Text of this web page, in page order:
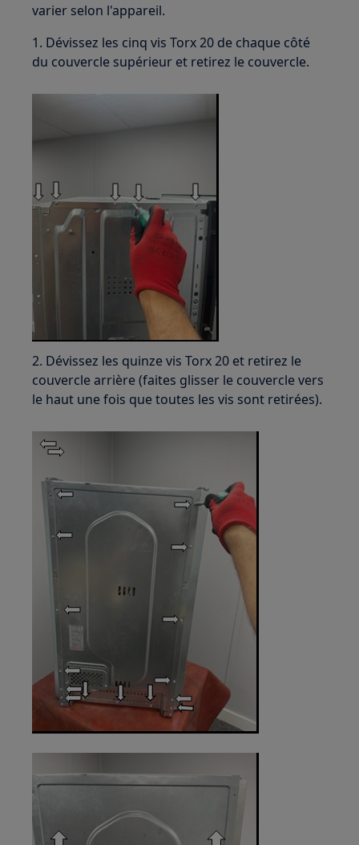
varier selon l'appareil.
1. Dévissez les cinq vis Torx 20 de chaque côté
du couvercle supérieur et retirez le couvercle.
2. Dévissez les quinze vis Torx 20 et retirez le
couvercle arrière (faites glisser le couvercle vers
le haut une fois que toutes les vis sont retirées).